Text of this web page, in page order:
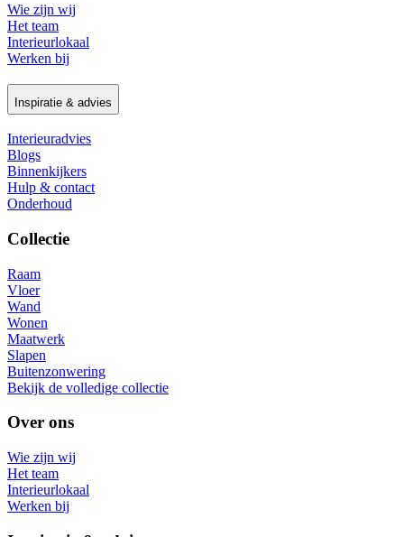
Wie zijn wij
Het team
Interieurlokaal
Werken bij
Inspiratie & advies
Interieuradvies
Blogs
Binnenkijkers
Hulp & contact
Onderhoud
Collectie
Raam
Vloer
Wand
Wonen
Maatwerk
Slapen
Buitenzonwering
Bekijk de volledige collectie
Over ons
Wie zijn wij
Het team
Interieurlokaal
Werken bij